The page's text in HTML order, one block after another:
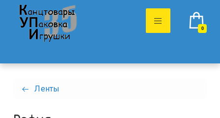
0
Ленты